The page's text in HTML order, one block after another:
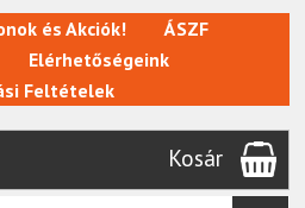
és Akciók!
ÁSZF
Elérhetőségeink
Feltételek
Kosár